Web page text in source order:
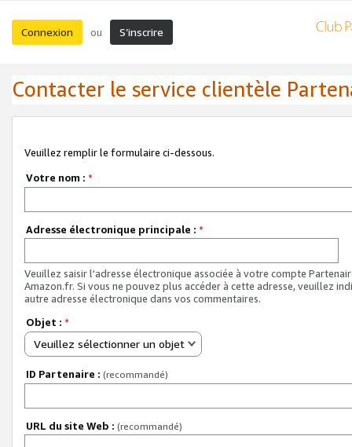
Connexion ou S’inscrire
Contacter le service clientèle
Veuillez remplir le formulaire ci-dessous.
Votre nom : *
Adresse électronique principale : *
Veuillez saisir l'adresse électronique associée à votre compte
Amazon.fr. Si vous ne pouvez plus accéder à cette adresse, veuillez
autre adresse électronique dans vos commentaires.
Objet : *
Veuillez sélectionner un objet
ID Partenaire : (recommandé)
URL du site Web : (recommandé)